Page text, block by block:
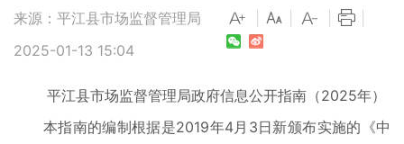
来源：平江县市场监督管理局
2025-01-13 15:04
平江县市场监督管理局政府信息公开指南 （2025年）
本指南的编制根据是2019年4月3日新颁布实施的《中